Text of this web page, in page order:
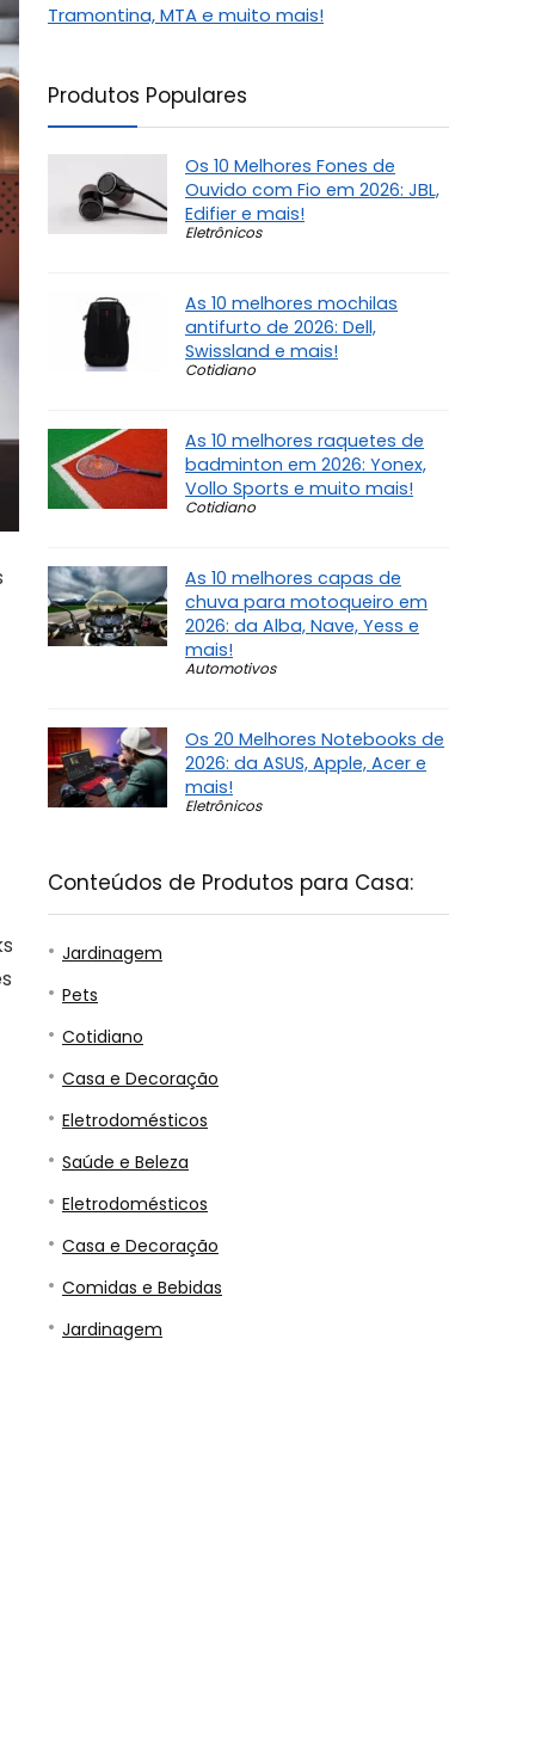
Tramontina, MTA e muito mais!
Produtos Populares
Os 10 Melhores Fones de
Ouvido com Fio em 2026: JBL,
Edifier e mais!
Eletrônicos
As 10 melhores mochilas
antifurto de 2026: Dell,
Swissland e mais!
Cotidiano
As 10 melhores raquetes de
badminton em 2026: Yonex,
Vollo Sports e muito mais!
Cotidiano
As 10 melhores capas de
chuva para motoqueiro em
2026: da Alba, Nave, Yess e
mais!
Automotivos
Os 20 Melhores Notebooks de
2026: da ASUS, Apple, Acer e
mais!
Eletrônicos
Conteúdos de Produtos para Casa:
Jardinagem
Pets
Cotidiano
Casa e Decoração
Eletrodomésticos
Saúde e Beleza
Eletrodomésticos
Casa e Decoração
Comidas e Bebidas
Jardinagem